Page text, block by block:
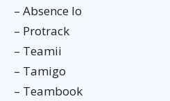
– Absence Io
– Protrack
– Teamii
– Tamigo
– Teambook